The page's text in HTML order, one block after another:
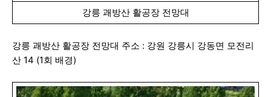
강릉 괘방산 활공장 전망대
강릉 괘방산 활공장 전망대 주소 : 강원 강릉시 강동면 모전리
산 14 (1회 배경)